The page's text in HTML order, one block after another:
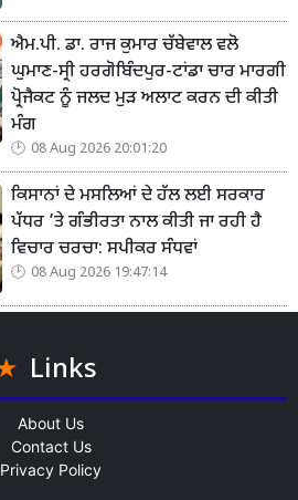
ਐਮ.ਪੀ. ਡਾ. ਰਾਜ ਕੁਮਾਰ ਚੱਬੇਵਾਲ ਵਲੋ
ਘੁਮਾਣ-ਸ੍ਰੀ ਹਰਗੋਬਿੰਦਪੁਰ-ਟਾਂਡਾ ਚਾਰ ਮਾਰਗੀ
ਪ੍ਰੋਜੈਕਟ ਨੂੰ ਜਲਦ ਮੁੜ ਅਲਾਟ ਕਰਨ ਦੀ ਕੀਤੀ
ਮੰਗ
08 Aug 2026 20:01:20
ਕਿਸਾਨਾਂ ਦੇ ਮਸਲਿਆਂ ਦੇ ਹੱਲ ਲਈ ਸਰਕਾਰ
ਪੱਧਰ ’ਤੇ ਗੰਭੀਰਤਾ ਨਾਲ ਕੀਤੀ ਜਾ ਰਹੀ ਹੈ
ਵਿਚਾਰ ਚਰਚਾ: ਸਪੀਕਰ ਸੰਧਵਾਂ
08 Aug 2026 19:47:14
Links
About Us
Contact Us
Privacy Policy